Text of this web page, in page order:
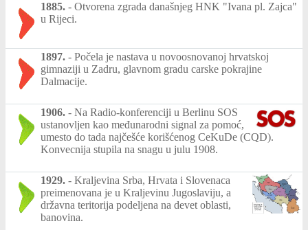
1885. - Otvorena zgrada današnjeg HNK "Ivana pl. Zajca"
u Rijeci.
1897. - Počela je nastava u novoosnovanoj hrvatskoj
gimnaziji u Zadru, glavnom gradu carske pokrajine
Dalmacije.
1906. - Na Radio-konferenciji u Berlinu SOS
ustanovljen kao međunarodni signal za pomoć,
umesto do tada najčešće korišćenog CeKuDe (CQD).
Konvecnija stupila na snagu u julu 1908.
1929. - Kraljevina Srba, Hrvata i Slovenaca
preimenovana je u Kraljevinu Jugoslaviju, a
državna teritorija podeljena na devet oblasti,
banovina.